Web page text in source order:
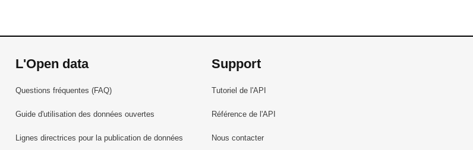
L'Open data
Questions fréquentes (FAQ)
Guide d'utilisation des données ouvertes
Lignes directrices pour la publication de données
Support
Tutoriel de l'API
Référence de l'API
Nous contacter